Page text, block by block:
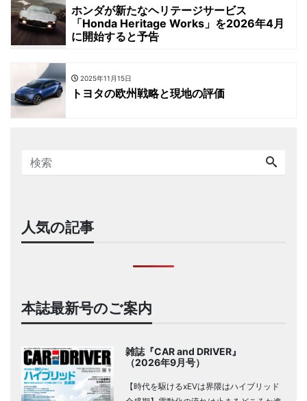
ホンダが新たなヘリテージサービス
「Honda Heritage Works」を2026年4月
に開始すると予告
2025年11月15日
トヨタの欧州戦略と現地の評価
人気の記事
本誌最新号のご案内
雑誌『CAR and DRIVER』
（2026年9月号）
【時代を駆けるxEVは界隈はハイブリッド